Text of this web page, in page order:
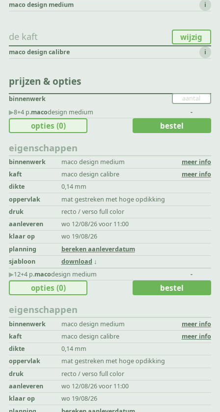
maco design medium i
de kaft wijzig
maco design calibre i
prijzen & opties
binnenwerk
▶︎8+4 p.macodesign medium -
eigenschappen
binnenwerk maco design medium
meer info
kaft
maco design calibre
meer info
dikte
0,14 mm
oppervlak
mat gestreken met hoge opdikking
druk
recto / verso full color
aanleveren
wo 12/08/26 voor 11:00
klaar op
wo 19/08/26
planning
bereken aanleverdatum
sjabloon
download
opties (0) bestel
▶︎12+4 p.macodesign medium -
eigenschappen
binnenwerk maco design medium
meer info
kaft
maco design calibre
meer info
dikte
0,14 mm
oppervlak
mat gestreken met hoge opdikking
druk
recto / verso full color
aanleveren
wo 12/08/26 voor 11:00
klaar op
wo 19/08/26
opties (0) bestel